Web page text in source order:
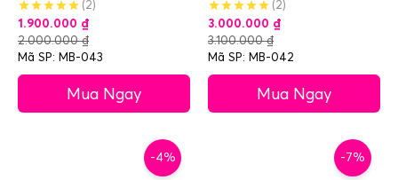
(2)
1.900.000 ₫
2.000.000₫
Mã SP: MB-043
Mua Ngay
(2)
3.000.000 ₫
3.100.000₫
Mã SP: MB-042
Mua Ngay
-4% -7%